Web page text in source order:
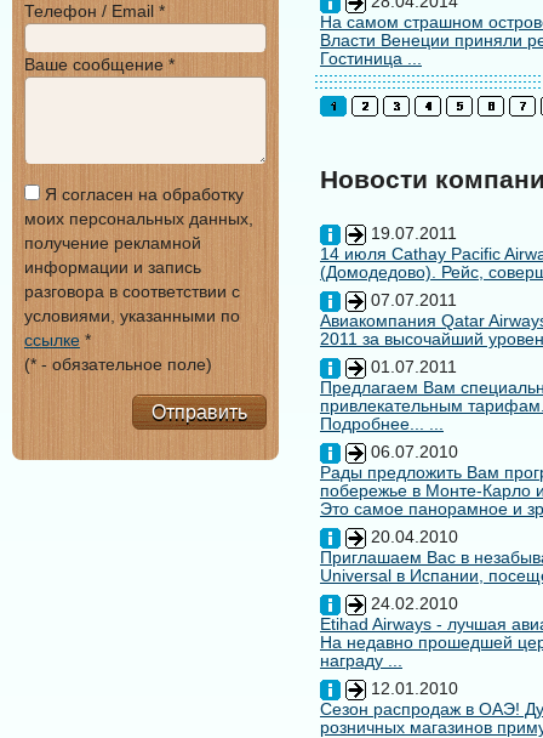
На самом страшном
Власти Венеции приняли
Гостиница ...
Новости
19.07.2011
14 июля Cathay Pacific
(Домодедово). Рейс,
07.07.2011
Авиакомпания Qatar
2011 за высочайший
01.07.2011
Предлагаем Вам
привлекательным
Подробнее... ...
06.07.2010
Рады предложить Вам
побережье в Монте-Карло
Это самое панорамное и
20.04.2010
Приглашаем Вас в
Universal в Испании,
24.02.2010
Etihad Airways - лучшая
На недавно прошедшей
награду ...
12.01.2010
Сезон распродаж в ОАЭ!
розничных магазинов
Телефон / Email *
Ваше сообщение *
Я согласен на обработку
моих персональных данных,
получение рекламной
информации и запись
разговора в соответствии с
условиями, указанными по
ссылке *
(* - обязательное поле)
Отправить